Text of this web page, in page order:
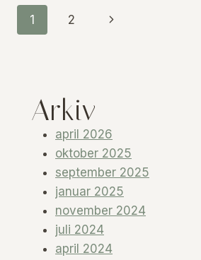
WORKSHOP
Page
1 2
Next
Arkiv
april 2026
oktober 2025
september 2025
januar 2025
november 2024
juli 2024
april 2024